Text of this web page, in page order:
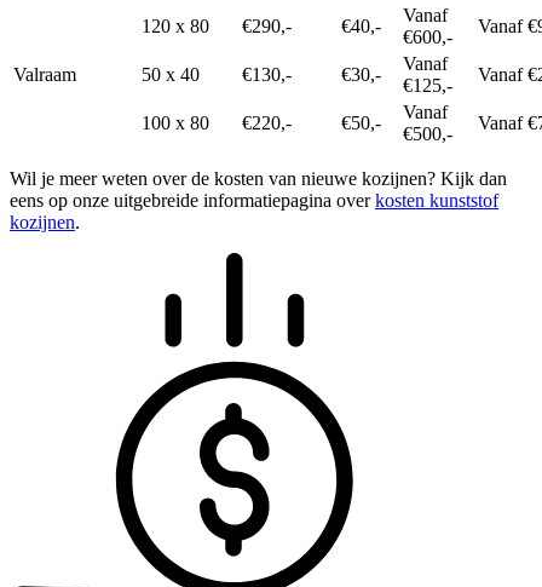
120 x 80 €290,- €40,-
Vanaf
€600,-
Vanaf
Valraam 50 x 40 €130,- €30,-
Vanaf
€125,-
Vanaf
100 x 80 €220,- €50,-
Vanaf
€500,-
Vanaf
Wil je meer weten over de kosten van nieuwe kozijnen? Kijk dan
eens op onze uitgebreide informatiepagina overkosten kunststof
kozijnen.